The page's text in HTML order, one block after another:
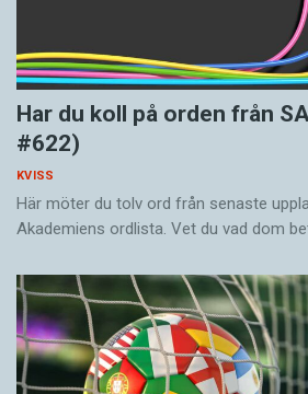
Har du koll på orden från
#622)
KVISS
Här möter du tolv ord från senaste
Akademiens ordlista. Vet du vad dom